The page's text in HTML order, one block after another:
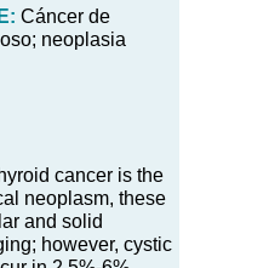
Cáncer de
neoplasia
cancer is the
neoplasm, these
and solid
however, cystic